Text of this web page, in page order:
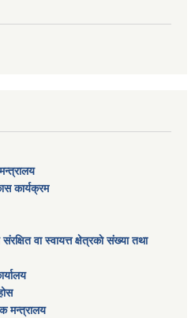
कार्यक्रम
वा स्वायत्त क्षेत्रकाे स‌ंख्या तथा
मन्त्रालय